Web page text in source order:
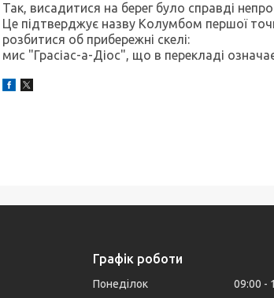
Так, висадитися на берег було справді
Це підтверджує назву Колумбом першої
розбитися об прибережні скелі:
мис "Грасіас-а-Діос", що в перекладі
Графік роботи
Понеділок 09:00